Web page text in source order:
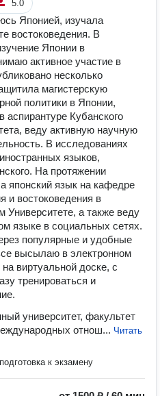
5.0
Японией, изучала
востоковедения. В
Японии в
активное участие в
несколько
магистерскую
политики в Японии,
аспирантуре Кубанского
веду активную научную
В исследованиях
языков,
На протяжении
японский язык на кафедре
и востоковедения в
Университете, а также веду
языке в социальных сетях.
популярные и удобные
высылаю в электронном
виртуальной доске, с
тренироваться и
университет, факультет
отнош... Читать
к экзамену